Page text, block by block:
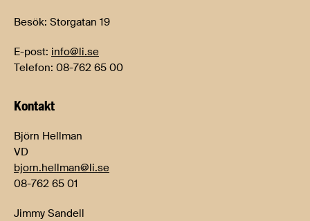
Besök: Storgatan 19
E-post: info@li.se
Telefon: 08-762 65 00
Kontakt
Björn Hellman
VD
bjorn.hellman@li.se
08-762 65 01
Jimmy Sandell